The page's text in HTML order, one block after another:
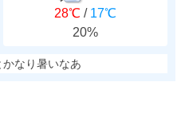
28℃ / 17℃
20%
なり暑いなあ